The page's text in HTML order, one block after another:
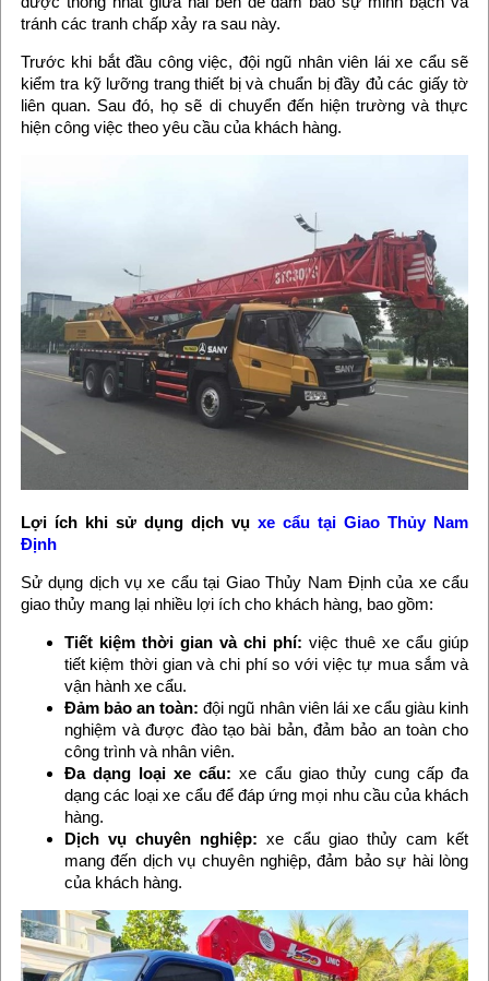
tránh các tranh chấp xảy ra sau này.
Trước khi bắt đầu công việc, đội ngũ nhân viên lái xe cẩu sẽ
kiểm tra kỹ lưỡng trang thiết bị và chuẩn bị đầy đủ các giấy tờ
liên quan. Sau đó, họ sẽ di chuyển đến hiện trường và thực
hiện công việc theo yêu cầu của khách hàng.
Lợi ích khi sử dụng dịch vụxe cẩu tại Giao Thủy Nam
Định
Sử dụng dịch vụ xe cẩu tại Giao Thủy Nam Định của xe cẩu
giao thủy mang lại nhiều lợi ích cho khách hàng, bao gồm:
Tiết kiệm thời gian và chi phí: việc thuê xe cẩu giúp
tiết kiệm thời gian và chi phí so với việc tự mua sắm và
vận hành xe cẩu.
Đảm bảo an toàn: đội ngũ nhân viên lái xe cẩu giàu kinh
nghiệm và được đào tạo bài bản, đảm bảo an toàn cho
công trình và nhân viên.
Đa dạng loại xe cẩu: xe cẩu giao thủy cung cấp đa
dạng các loại xe cẩu để đáp ứng mọi nhu cầu của khách
hàng.
Dịch vụ chuyên nghiệp: xe cẩu giao thủy cam kết
mang đến dịch vụ chuyên nghiệp, đảm bảo sự hài lòng
của khách hàng.